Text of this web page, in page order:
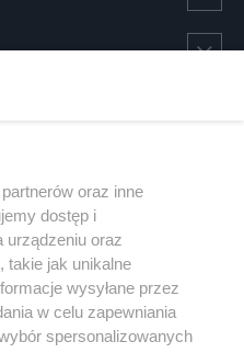
oraz inne
dostęp i
urządzeniu oraz
takie jak unikalne
wysyłane przez
w celu zapewniania
spersonalizowanych